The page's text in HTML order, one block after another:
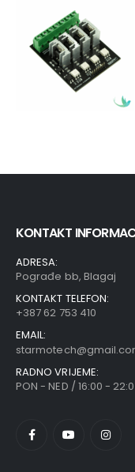
KONTAKT
ADRESA:
Pograđe bb, Blagaj
KONTAKT TELEFON:
+387 62 753 410
EMAIL:
RADNO VRIJEME:
PON - NED / 16:00 -